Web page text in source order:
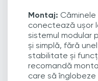
Montaj: Căminele
conectează ușor
sistemul modular
și simplă, fără
stabilitate și
recomandă
care să înglobeze